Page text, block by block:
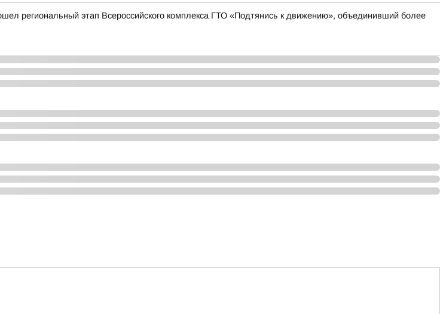
региональный этап Всероссийского комплекса ГТО «Подтянись к движению», объединивший более